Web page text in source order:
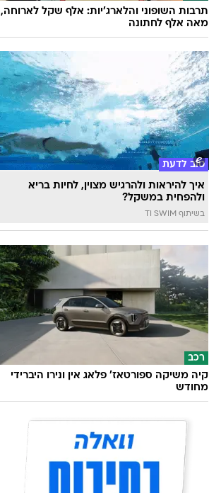
תרבות השופוני והלארג'יות: אלף שקל לארוחה,
מאה אלף לחתונה
טוב לדעת
איך להיראות ולהרגיש מצוין, לחיות בריא
ולהפחית במשקל?
בשיתוף TI SWIM
רכב
קיה משיקה ספורטאז' פלאג אין ונירו היברידי
מחודש